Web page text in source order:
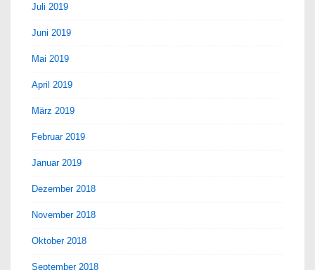
Juli 2019
Juni 2019
Mai 2019
April 2019
März 2019
Februar 2019
Januar 2019
Dezember 2018
November 2018
Oktober 2018
September 2018